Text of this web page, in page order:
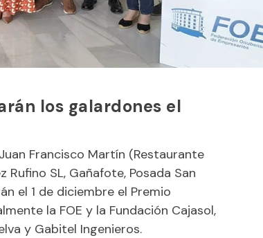
los galardones el
Francisco Martín (Restaurante
SL, Gañafote, Posada San
el 1 de diciembre el Premio
la FOE y la Fundación Cajasol,
y Gabitel Ingenieros.